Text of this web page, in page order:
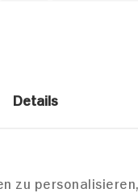
Details
zu